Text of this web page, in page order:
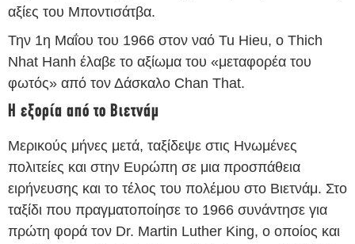
αξίες του Μποντισάτβα.
Την 1η Μαΐου του 1966 στον ναό Tu Hieu, ο Thich
Nhat Hanh έλαβε το αξίωμα του «μεταφορέα του
φωτός» από τον Δάσκαλο Chan That.
Η εξορία από το Βιετνάμ
Μερικούς μήνες μετά, ταξίδεψε στις Ηνωμένες
πολιτείες και στην Ευρώπη σε μια προσπάθεια
ειρήνευσης και το τέλος του πολέμου στο Βιετνάμ. Στο
ταξίδι που πραγματοποίησε το 1966 συνάντησε για
πρώτη φορά τον Dr. Martin Luther King, ο οποίος και